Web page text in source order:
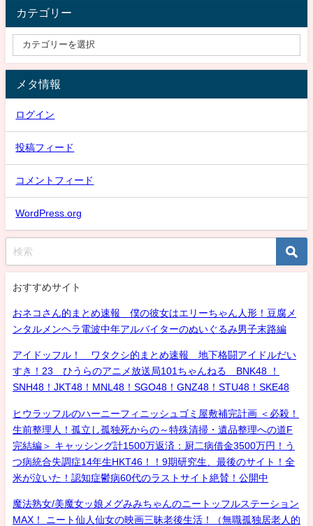
カテゴリー
メタ情報
ログイン
投稿フィード
コメントフィード
WordPress.org
おすすめサイト
おネコさん的まとめ速報 僕の彼女はエリーちゃん人形！豆腐メ
ンタルメンヘラ電波中年アルバイターのぬいぐるみ男子末路編
アイドッフル！ ワタクシ的まとめ速報 地下格闘アイドルだい
すき！23 ひうらのアニメ放送局101ちゃんねる BNK48 ！
SNH48！JKT48！MNL48！SGO48！GNZ48！STU48！SKE48
ヒウラッフルのハーニーフィニッシュゴミ屋敷補完計画 ＜必殺！
生前整理人！孤立し孤独死からの～特殊清掃・遺品整理への道F
完結編＞ キャッシング計1500万返済：厨二病借金3500万円！う
つ病統合失調症14年生HKT46！！9期研究生、最後のサイト！全
米が泣いた！認知症鬱病60代のラストサイト絶賛！公開中
魔法熟女/美魔女ッ娘メグみみちゃんのニートッフルステーション
MAX！ ニート仙人仙女の映画三昧老後生活！（無職孤独居老人的